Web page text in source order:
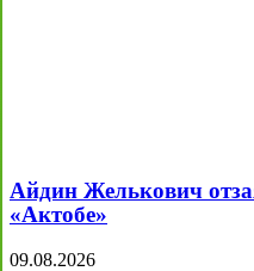
Айдин Желькович
«Актобе»
09.08.2026